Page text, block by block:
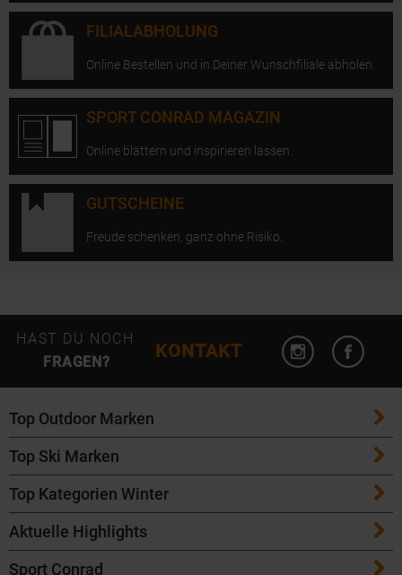
FILIALABHOLUNG
Online Bestellen und in Deiner Wunschfiliale abholen.
SPORT CONRAD MAGAZIN
Online blättern und inspirieren lassen.
GUTSCHEINE
Freude schenken, ganz ohne Risiko.
HAST DU NOCH
FRAGEN?
KONTAKT
Instagram
Top Outdoor Marken
Patagonia
Maloja
Salomon
Top Ski Marken
ATK Bindungen
K2 Ski
Top Kategorien Winter
Ski
Skitouren Ski
Aktuelle Highlights
Maloja Fahrradbekleidung
Sport Conrad